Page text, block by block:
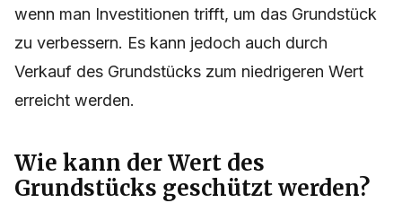
wenn man Investitionen trifft, um das Grundstück
zu verbessern. Es kann jedoch auch durch
Verkauf des Grundstücks zum niedrigeren Wert
erreicht werden.
Wie kann der Wert des
Grundstücks geschützt werden?